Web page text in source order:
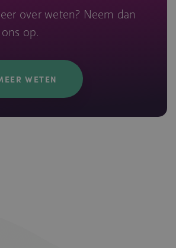
over weten? Neem dan
op.
WETEN